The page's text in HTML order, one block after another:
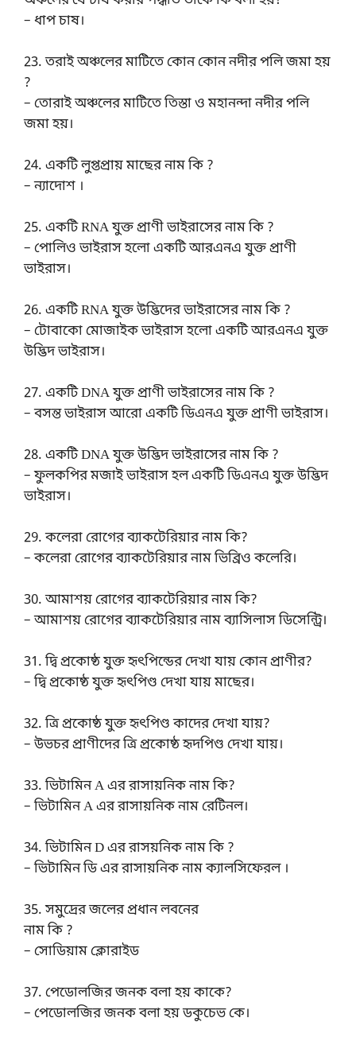
– ধাপ চাষ।
23. তরাই অঞ্চলের মাটিতে কোন কোন নদীর পলি জমা হয়
?
– তোরাই অঞ্চলের মাটিতে তিস্তা ও মহানন্দা নদীর পলি
জমা হয়।
24. একটি লুপ্তপ্রায় মাছের নাম কি ?
– ন্যাদোশ ।
25. একটি RNA যুক্ত প্রাণী ভাইরাসের নাম কি ?
– পোলিও ভাইরাস হলো একটি আরএনএ যুক্ত প্রাণী
ভাইরাস।
26. একটি RNA যুক্ত উদ্ভিদের ভাইরাসের নাম কি ?
– টোবাকো মোজাইক ভাইরাস হলো একটি আরএনএ যুক্ত
উদ্ভিদ ভাইরাস।
27. একটি DNA যুক্ত প্রাণী ভাইরাসের নাম কি ?
– বসন্ত ভাইরাস আরো একটি ডিএনএ যুক্ত প্রাণী ভাইরাস।
28. একটি DNA যুক্ত উদ্ভিদ ভাইরাসের নাম কি ?
– ফুলকপির মজাই ভাইরাস হল একটি ডিএনএ যুক্ত উদ্ভিদ
ভাইরাস।
29. কলেরা রোগের ব্যাকটেরিয়ার নাম কি?
– কলেরা রোগের ব্যাকটেরিয়ার নাম ভিব্রিও কলেরি।
30. আমাশয় রোগের ব্যাকটেরিয়ার নাম কি?
– আমাশয় রোগের ব্যাকটেরিয়ার নাম ব্যাসিলাস ডিসেন্ট্রি।
31. দ্বি প্রকোষ্ঠ যুক্ত হৃৎপিন্ডের দেখা যায় কোন প্রাণীর?
– দ্বি প্রকোষ্ঠ যুক্ত হৃৎপিণ্ড দেখা যায় মাছের।
32. ত্রি প্রকোষ্ঠ যুক্ত হৃৎপিণ্ড কাদের দেখা যায়?
– উভচর প্রাণীদের ত্রি প্রকোষ্ঠ হৃদপিণ্ড দেখা যায়।
33. ভিটামিন A এর রাসায়নিক নাম কি?
– ভিটামিন A এর রাসায়নিক নাম রেটিনল।
34. ভিটামিন D এর রাসয়নিক নাম কি ?
– ভিটামিন ডি এর রাসায়নিক নাম ক্যালসিফেরল ।
35. সমুদ্রের জলের প্রধান লবনের
নাম কি ?
– সোডিয়াম ক্লোরাইড
37. পেডোলজির জনক বলা হয় কাকে?
– পেডোলজির জনক বলা হয় ডকুচেভ কে।